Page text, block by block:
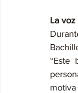
La
“Este